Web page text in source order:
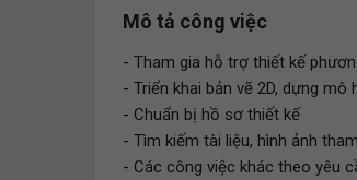
Mô tả công việc
- Tham gia hỗ trợ thiết kế
- Triển khai bản vẽ 2D, dựng mô
- Chuẩn bị hồ sơ thiết kế
- Tìm kiếm tài liệu, hình ảnh
- Các công việc khác theo yêu